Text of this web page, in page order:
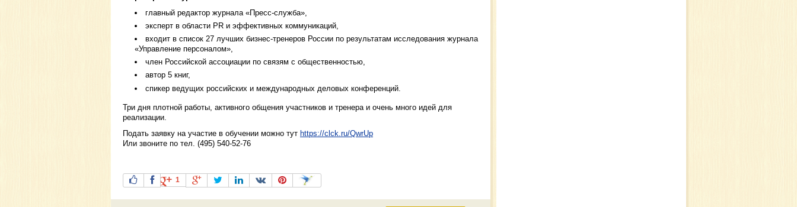
главный редактор журнала «Пресс-служба»,
эксперт в области PR и эффективных коммуникаций,
входит в список 27 лучших бизнес-тренеров России по результатам исследования журнала
«Управление персоналом»,
член Российской ассоциации по связям с общественностью,
автор 5 книг,
спикер ведущих российских и международных деловых конференций.
Три дня плотной работы, активного общения участников и тренера и очень много идей для
реализации.
Подать заявку на участие в обучении можно тут https://clck.ru/QwrUp
Или звоните по тел. (495) 540-52-76
1